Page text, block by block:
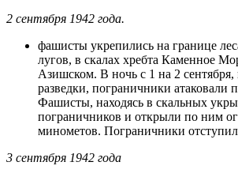
2 сентября 1942 года.
фашисты укрепились на границе
лугов, в скалах хребта Каменное
Азишском. В ночь с 1 на 2 сентября,
разведки, пограничники атаковали
Фашисты, находясь в скальных
пограничников и открыли по ним
минометов. Пограничники
3 сентября 1942 года